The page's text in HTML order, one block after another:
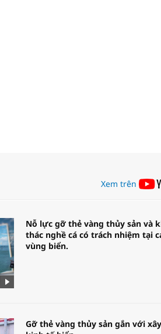
Xem trên
Nỗ lực gỡ thẻ vàng thủy sản và
thác nghề cá có trách nhiệm tại
vùng biển.
Gỡ thẻ vàng thủy sản gắn với